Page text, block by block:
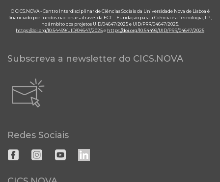
O CICS.NOVA - Centro Interdisciplinar de Ciências Sociais da Universidade Nova de Lisboa é
financiado por fundos nacionais através da FCT – Fundação para a Ciência e a Tecnologia, I.P.,
no âmbito dos projetos UID/04647/2025 e UID/PRR/04647/2025.
https://doi.org/10.54499/UID/04647/2025e https://doi.org/10.54499/UID/PRR/04647/2025
Subscreva a newsletter do CICS.NOVA
Redes Sociais